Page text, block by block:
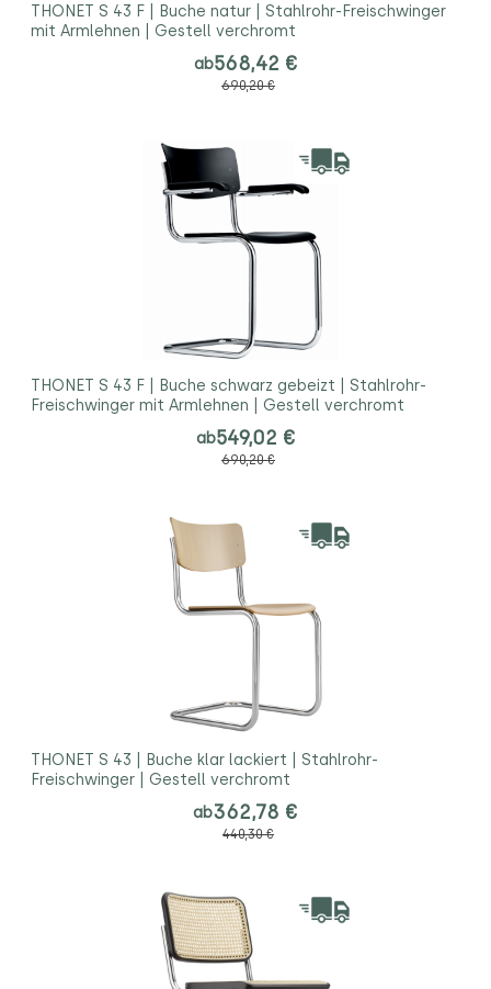
THONET S 43 F | Buche natur | Stahlrohr-Freischwinger
mit Armlehnen | Gestell verchromt
ab568,42 €
690,20 €
THONET S 43 F | Buche schwarz gebeizt | Stahlrohr-
Freischwinger mit Armlehnen | Gestell verchromt
ab549,02 €
690,20 €
THONET S 43 | Buche klar lackiert | Stahlrohr-
Freischwinger | Gestell verchromt
ab362,78 €
440,30 €